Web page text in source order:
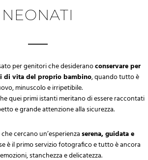
NEONATI
per genitori che desideranoconservare per
di vita del proprio bambino, quando tutto è
minuscolo e irripetibile.
quei primi istanti meritano di essere raccontati
e grande attenzione alla sicurezza.
cercano un’esperienzaserena, guidata e
è il primo servizio fotografico e tutto è ancora
stanchezza e delicatezza.